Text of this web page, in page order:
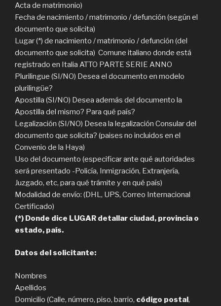
Acta de matrimonio)
Fecha de nacimiento / matrimonio / defunción (según el
documento que solicita)
Lugar (*) de nacimiento / matrimonio / defunción (del
documento que solicita) Comune italiano donde está
registrado en Italia ATTO PARTE SERIE ANNO
Plurilingue (SI/NO) Desea el documento en modelo
plurilingüe?
Apostilla (SI/NO) Desea además del documento la
Apostilla del mismo? Para qué país?
Legalización (SI/NO) Desea la legalización Consular del
documento que solicita? (paises no incluidos en el
Convenio de la Haya)
Uso del documento (especificar ante qué autoridades
será presentado -Policía, Inmigración, Extranjería,
Juzgado, etc, para qué trámite y en qué país)
Modalidad de envío: (DHL, UPS, Correo Internacional
Certificado)
(*) Donde dice LUGAR detallar ciudad, provincia o
estado, país.
Datos del solicitante:
Nombres
Apellidos
Domicilio (Calle, número, piso, barrio, código postal,